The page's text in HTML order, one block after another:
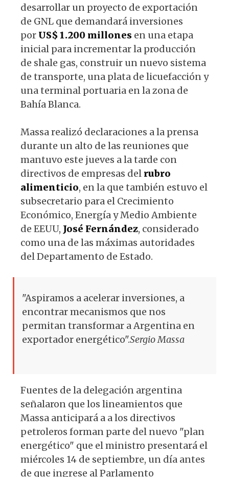
desarrollar un proyecto de exportación
de GNL que demandará inversiones
por US$ 1.200 millones en una etapa
inicial para incrementar la producción
de shale gas, construir un nuevo sistema
de transporte, una plata de licuefacción y
una terminal portuaria en la zona de
Bahía Blanca.
Massa realizó declaraciones a la prensa
durante un alto de las reuniones que
mantuvo este jueves a la tarde con
directivos de empresas del rubro
alimenticio, en la que también estuvo el
subsecretario para el Crecimiento
Económico, Energía y Medio Ambiente
de EEUU, José Fernández, considerado
como una de las máximas autoridades
del Departamento de Estado.
"Aspiramos a acelerar inversiones, a
encontrar mecanismos que nos
permitan transformar a Argentina en
exportador energético".Sergio Massa
Fuentes de la delegación argentina
señalaron que los lineamientos que
Massa anticipará a a los directivos
petroleros forman parte del nuevo "plan
energético" que el ministro presentará el
miércoles 14 de septiembre, un día antes
de que ingrese al Parlamento